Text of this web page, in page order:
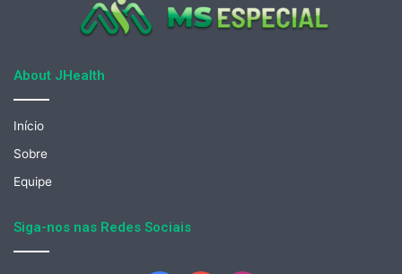
About JHealth
Início
Sobre
Equipe
Siga-nos nas Redes Sociais